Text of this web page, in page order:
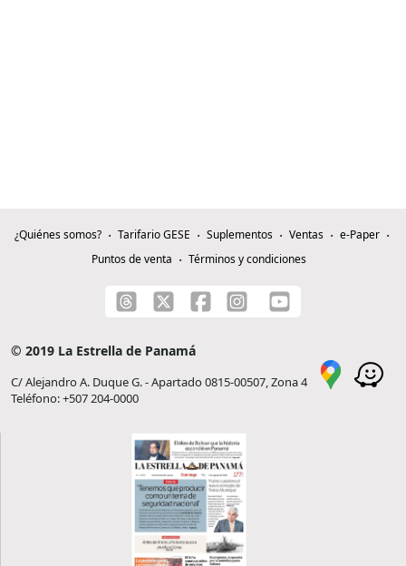
¿Quiénes somos? Tarifario GESE Suplementos Ventas
e-Paper
Puntos de venta
Términos y condiciones
© 2019 La Estrella de Panamá
C/ Alejandro A. Duque G. - Apartado 0815-00507, Zona 4
Teléfono: +507 204-0000